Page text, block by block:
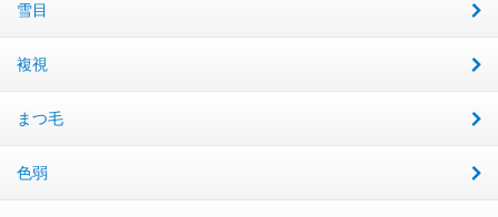
雪目
複視
まつ毛
色弱